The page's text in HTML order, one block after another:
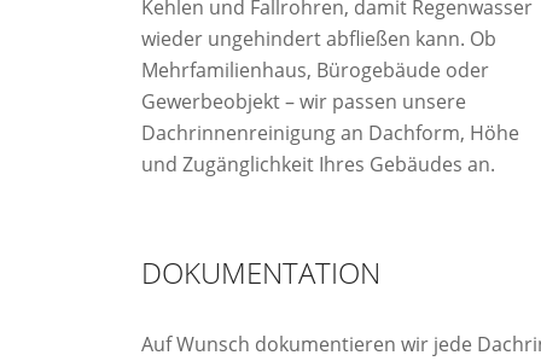
Kehlen und Fallrohren, damit Regenwasser
wieder ungehindert abfließen kann. Ob
Mehrfamilienhaus, Bürogebäude oder
Gewerbeobjekt – wir passen unsere
Dachrinnenreinigung an Dachform, Höhe
und Zugänglichkeit Ihres Gebäudes an.
DOKUMENTATION
Auf Wunsch dokumentieren wir jede